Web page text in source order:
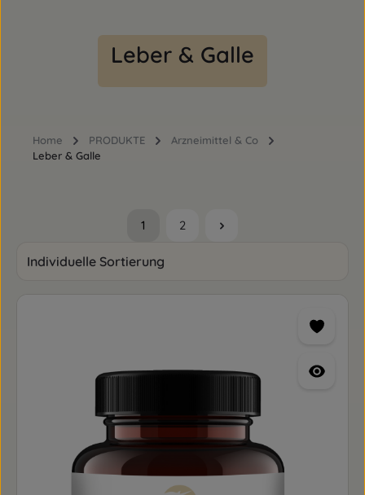
Leber & Galle
Home PRODUKTE
Arzneimittel & Co
Leber & Galle
Seite
1 Seite
2